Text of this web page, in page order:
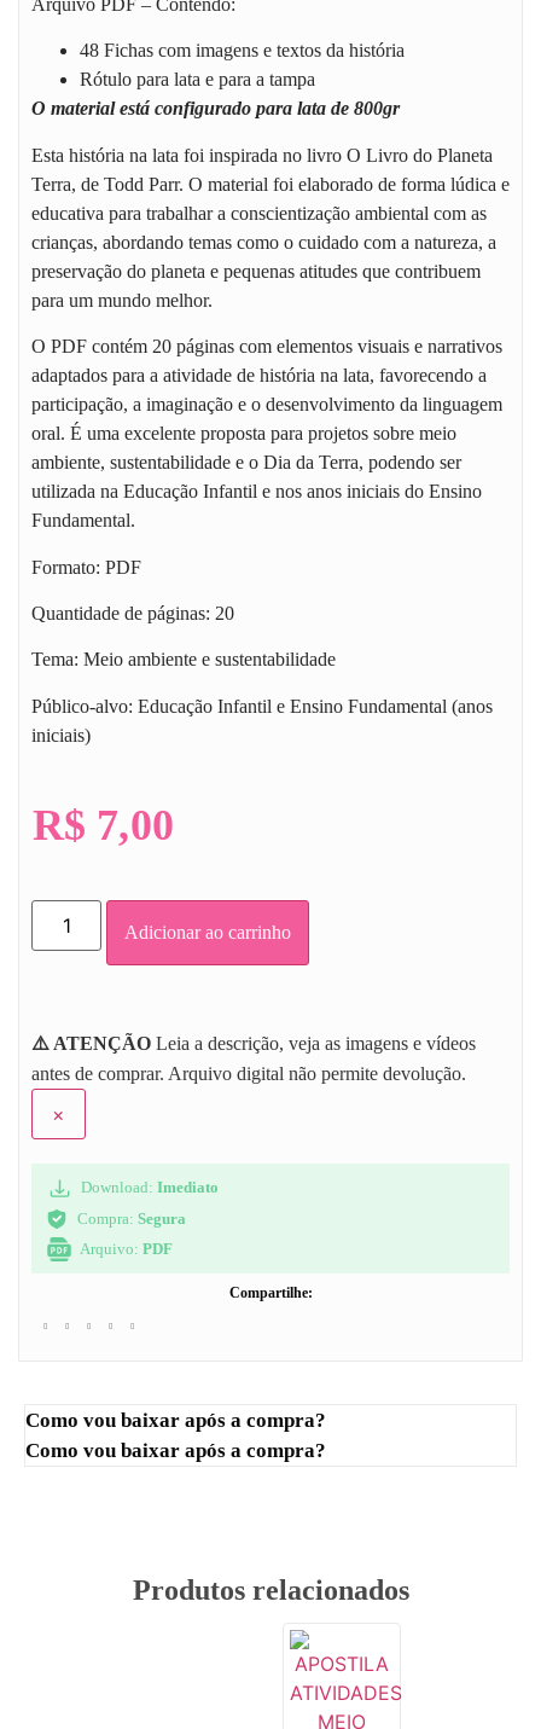
Arquivo PDF – Contendo:
48 Fichas com imagens e textos da história
Rótulo para lata e para a tampa
O material está configurado para lata de 800gr
Esta história na lata foi inspirada no livro O Livro do Planeta
Terra, de Todd Parr. O material foi elaborado de forma lúdica e
educativa para trabalhar a conscientização ambiental com as
crianças, abordando temas como o cuidado com a natureza, a
preservação do planeta e pequenas atitudes que contribuem
para um mundo melhor.
O PDF contém 20 páginas com elementos visuais e narrativos
adaptados para a atividade de história na lata, favorecendo a
participação, a imaginação e o desenvolvimento da linguagem
oral. É uma excelente proposta para projetos sobre meio
ambiente, sustentabilidade e o Dia da Terra, podendo ser
utilizada na Educação Infantil e nos anos iniciais do Ensino
Fundamental.
Formato: PDF
Quantidade de páginas: 20
Tema: Meio ambiente e sustentabilidade
Público-alvo: Educação Infantil e Ensino Fundamental (anos
iniciais)
R$ 7,00
Adicionar ao carrinho
⚠️ ATENÇÃO Leia a descrição, veja as imagens e vídeos
antes de comprar. Arquivo digital não permite devolução.
×
Download: Imediato
Compra: Segura
Arquivo: PDF
Compartilhe:
Como vou baixar após a compra?
Como vou baixar após a compra?
Produtos relacionados